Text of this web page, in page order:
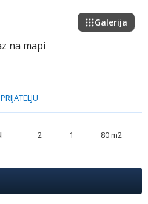
Galerija
na mapi
2 1 80 m2